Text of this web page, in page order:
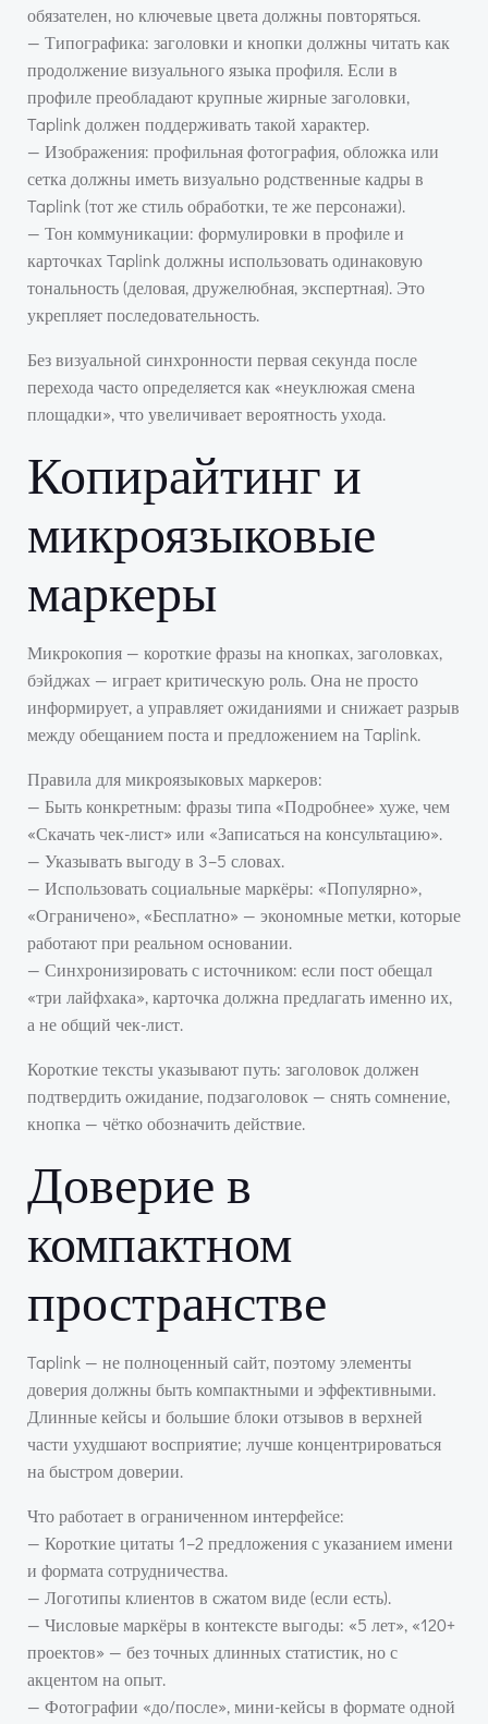
обязателен, но ключевые цвета должны повторяться.
— Типографика: заголовки и кнопки должны читать как
продолжение визуального языка профиля. Если в
профиле преобладают крупные жирные заголовки,
Taplink должен поддерживать такой характер.
— Изображения: профильная фотография, обложка или
сетка должны иметь визуально родственные кадры в
Taplink (тот же стиль обработки, те же персонажи).
— Тон коммуникации: формулировки в профиле и
карточках Taplink должны использовать одинаковую
тональность (деловая, дружелюбная, экспертная). Это
укрепляет последовательность.
Без визуальной синхронности первая секунда после
перехода часто определяется как «неуклюжая смена
площадки», что увеличивает вероятность ухода.
Копирайтинг и
микроязыковые
маркеры
Микрокопия — короткие фразы на кнопках, заголовках,
бэйджах — играет критическую роль. Она не просто
информирует, а управляет ожиданиями и снижает разрыв
между обещанием поста и предложением на Taplink.
Правила для микроязыковых маркеров:
— Быть конкретным: фразы типа «Подробнее» хуже, чем
«Скачать чек-лист» или «Записаться на консультацию».
— Указывать выгоду в 3–5 словах.
— Использовать социальные маркёры: «Популярно»,
«Ограничено», «Бесплатно» — экономные метки, которые
работают при реальном основании.
— Синхронизировать с источником: если пост обещал
«три лайфхака», карточка должна предлагать именно их,
а не общий чек-лист.
Короткие тексты указывают путь: заголовок должен
подтвердить ожидание, подзаголовок — снять сомнение,
кнопка — чётко обозначить действие.
Доверие в
компактном
пространстве
Taplink — не полноценный сайт, поэтому элементы
доверия должны быть компактными и эффективными.
Длинные кейсы и большие блоки отзывов в верхней
части ухудшают восприятие; лучше концентрироваться
на быстром доверии.
Что работает в ограниченном интерфейсе:
— Короткие цитаты 1–2 предложения с указанием имени
и формата сотрудничества.
— Логотипы клиентов в сжатом виде (если есть).
— Числовые маркёры в контексте выгоды: «5 лет», «120+
проектов» — без точных длинных статистик, но с
акцентом на опыт.
— Фотографии «до/после», мини-кейсы в формате одной